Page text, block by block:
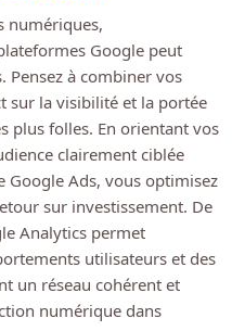
numériques,
Google peut
Pensez à combiner vos
sur la visibilité et la portée
plus folles. En orientant vos
clairement ciblée
Google Ads, vous optimisez
sur investissement. De
Analytics permet
utilisateurs et des
un réseau cohérent et
numérique dans